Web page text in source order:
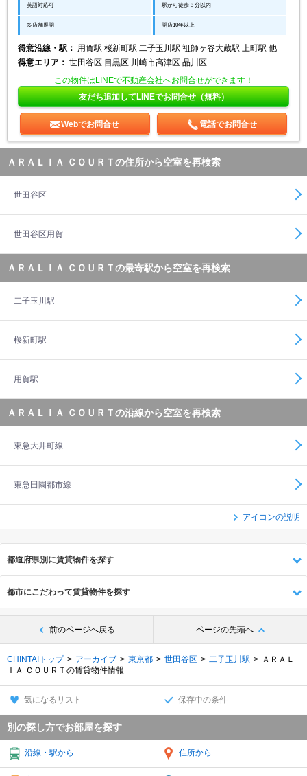
英語対応可 駅から徒歩３分以内
多店舗展開 開店10年以上
得意沿線・駅：
用賀駅 桜新町駅 二子玉川駅 祖師ヶ谷大蔵駅 上町駅 他
得意エリア： 世田谷区 目黒区 川崎市高津区 品川区
この物件はLINEで不動産会社へお問合せができます！
友だち追加してLINEでお問合せ（無料）
Webでお問合せ 電話でお問合せ
ＡＲＡＬＩＡ ＣＯＵＲＴの住所から空室を再検索
世田谷区
世田谷区用賀
ＡＲＡＬＩＡ ＣＯＵＲＴの最寄駅から空室を再検索
二子玉川駅
桜新町駅
用賀駅
ＡＲＡＬＩＡ ＣＯＵＲＴの沿線から空室を再検索
東急大井町線
東急田園都市線
アイコンの説明
都道府県別に賃貸物件を探す
都市にこだわって賃貸物件を探す
前のページへ戻る ページの先頭へ
CHINTAIトップ アーカイブ 東京都 世田谷区 二子玉川駅
ＡＲＡＬ
ＩＡ ＣＯＵＲＴの賃貸物件情報
気になるリスト 保存中の条件
別の探し方でお部屋を探す
沿線・駅から 住所から